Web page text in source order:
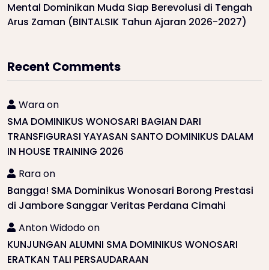
Mental Dominikan Muda Siap Berevolusi di Tengah
Arus Zaman (BINTALSIK Tahun Ajaran 2026-2027)
Recent Comments
Waraon
SMA DOMINIKUS WONOSARI BAGIAN DARI
TRANSFIGURASI YAYASAN SANTO DOMINIKUS DALAM
IN HOUSE TRAINING 2026
Raraon
Bangga! SMA Dominikus Wonosari Borong Prestasi
di Jambore Sanggar Veritas Perdana Cimahi
Anton Widodoon
KUNJUNGAN ALUMNI SMA DOMINIKUS WONOSARI
ERATKAN TALI PERSAUDARAAN